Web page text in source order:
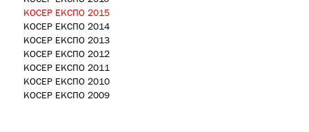
КОСЕР ЕКСПО 2015
КОСЕР ЕКСПО 2014
КОСЕР ЕКСПО 2013
КОСЕР ЕКСПО 2012
КОСЕР ЕКСПО 2011
КОСЕР ЕКСПО 2010
КОСЕР ЕКСПО 2009